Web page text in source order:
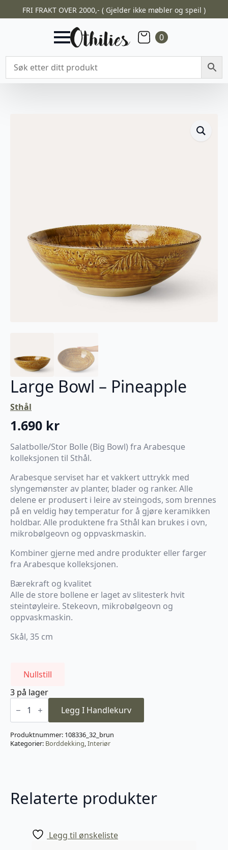
FRI FRAKT OVER 2000,- ( Gjelder ikke møbler og speil )
0
Large Bowl – Pineapple
Sthål
1.690 kr
Salatbolle/Stor Bolle (Big Bowl) fra Arabesque
kolleksjonen til Sthål.
Arabesque serviset har et vakkert uttrykk med
slyngemønster av planter, blader og ranker. Alle
delene er produsert i leire av steingods, som brennes
på en veldig høy temperatur for å gjøre keramikken
holdbar. Alle produktene fra Sthål kan brukes i ovn,
mikrobølgeovn og oppvaskmaskin.
Kombiner gjerne med andre produkter eller farger
fra Arabesque kolleksjonen.
Bærekraft og kvalitet
Alle de store bollene er laget av slitesterk hvit
steintøyleire. Stekeovn, mikrobølgeovn og
oppvaskmaskin.
Skål, 35 cm
Nullstill
3 på lager
Large
Bowl
Pineapple
antall
Legg I Handlekurv
Produktnummer: 108336_32_brun
Kategorier: Borddekking,Interiør
Relaterte produkter
Legg til ønskeliste